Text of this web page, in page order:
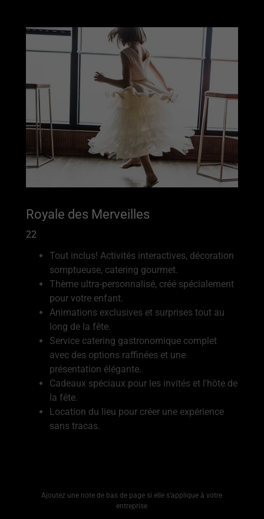
Royale des Merveilles
22
Tout inclus! Activités interactives, décoration
somptueuse, catering gourmet.
Thème ultra-personnalisé, créé spécialement
pour votre enfant.
Animations exclusives et surprises tout au
long de la fête.
Service catering gastronomique complet
avec des options raffinées et une
présentation élégante.
Cadeaux spéciaux pour les invités et l'hôte de
la fête.
Location du lieu pour créer une expérience
sans tracas.
Ajoutez une note de bas de page si elle s’applique à votre
entreprise